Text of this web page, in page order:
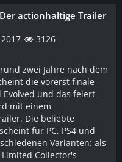
actionhaltige Trailer
3126
zwei Jahre nach dem
die vorerst finale
Evolved und das feiert
mit einem
Die beliebte
für PC, PS4 und
Varianten: als
Collector's
WEITERLESEN